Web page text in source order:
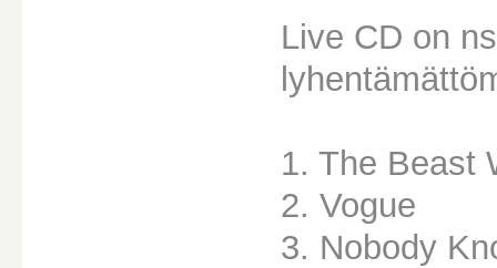
Live CD on
1. The Beast
2. Vogue
3. Nobody